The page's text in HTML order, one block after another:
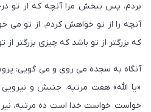
بردم، پس ببخش مرا آنچه كه از تو
آنچه را از تو خواهش كردم، از تو
كه بزرگتر از تو باشد كه چيزى بزرگتر
آنگاه به سجده مى روى و مى گويى:
«يا اللّه» هفت مرتبه، جنبش و
خواست خواست خدا است ده مرتبه،